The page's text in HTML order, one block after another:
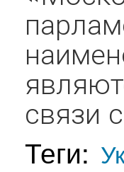
связи
Теги: